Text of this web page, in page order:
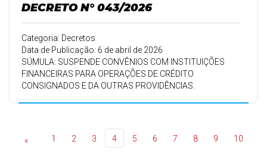
DECRETO N° 043/2026
Categoria: Decretos
Data de Publicação: 6 de abril de 2026
SÚMULA: SUSPENDE CONVÊNIOS COM INSTITUIÇÕES
FINANCEIRAS PARA OPERAÇÕES DE CRÉDITO
CONSIGNADOS E DA OUTRAS PROVIDÊNCIAS.
« 1 2 3 4 5 6 7 8 9 10